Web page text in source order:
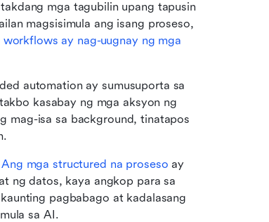
mga tagubilin upang tapusin
magsisimula ang isang proseso,
workflows ay nag-uugnay ng mga
automation ay sumusuporta sa
kasabay ng mga aksyon ng
mag-isa sa background, tinatapos
Ang mga structured na proseso ay
ng datos, kaya angkop para sa
pagbabago at kadalasang
sa AI.